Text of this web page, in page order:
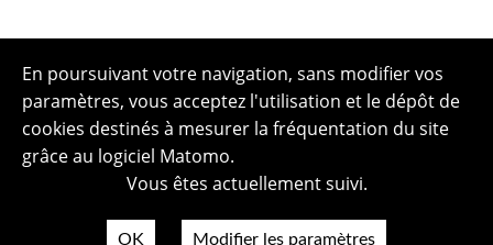
En poursuivant votre navigation, sans modifier vos
paramètres, vous acceptez l'utilisation et le dépôt de
cookies destinés à mesurer la fréquentation du site
grâce au logiciel Matomo.
Vous êtes actuellement suivi.
OK Modifier les paramètres